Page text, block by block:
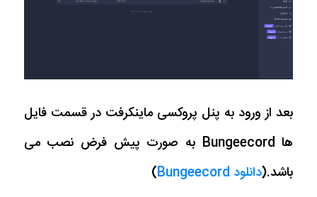
بعد از ورود به پنل پروکسی ماینکرفت در قسمت فایل
ها Bungeecord به صورت پیش فرض نصب می
باشد.(دانلود Bungeecord )